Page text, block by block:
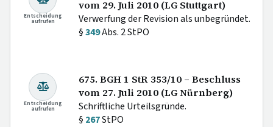
Entscheidung
aufrufen
vom 29. Juli 2010 (LG Stuttgart)
Verwerfung der Revision als unbegründet.
§349Abs. 2 StPO
Entscheidung
aufrufen
675. BGH 1 StR 353/10 – Beschluss
vom 27. Juli 2010 (LG Nürnberg)
Schriftliche Urteilsgründe.
§ 267StPO